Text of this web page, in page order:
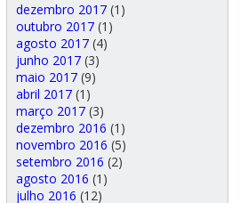
dezembro 2017(1)
outubro 2017(1)
agosto 2017(4)
junho 2017(3)
maio 2017(9)
abril 2017(1)
março 2017(3)
dezembro 2016 (1)
novembro 2016 (5)
setembro 2016 (2)
agosto 2016 (1)
julho 2016 (12)